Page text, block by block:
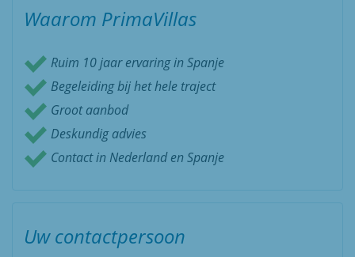
Waarom PrimaVillas
Ruim 10 jaar ervaring in Spanje
Begeleiding bij het hele traject
Groot aanbod
Deskundig advies
Contact in Nederland en Spanje
Uw contactpersoon